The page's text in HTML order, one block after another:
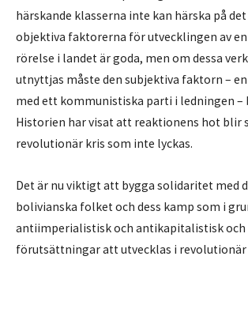
härskande klasserna inte kan härska på
objektiva faktorerna för utvecklingen av
rörelse i landet är goda, men om dessa
utnyttjas måste den subjektiva faktorn –
med ett kommunistiska parti i ledningen –
Historien har visat att reaktionens hot blir
revolutionär kris som inte lyckas.
Det är nu viktigt att bygga solidaritet med
bolivianska folket och dess kamp som i
antiimperialistisk och antikapitalistisk och
förutsättningar att utvecklas i